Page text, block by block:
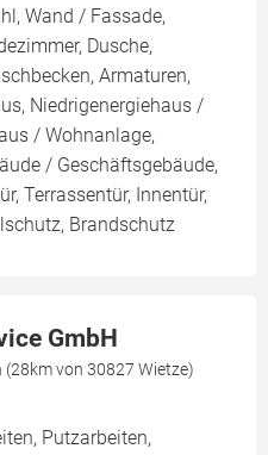
Wand / Fassade,
Dusche,
Armaturen,
Niedrigenergiehaus /
/ Wohnanlage,
/ Geschäftsgebäude,
Terrassentür, Innentür,
Brandschutz
GmbH
von 30827 Wietze)
Putzarbeiten,